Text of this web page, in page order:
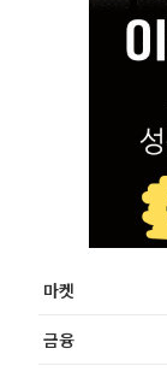
마켓
금융